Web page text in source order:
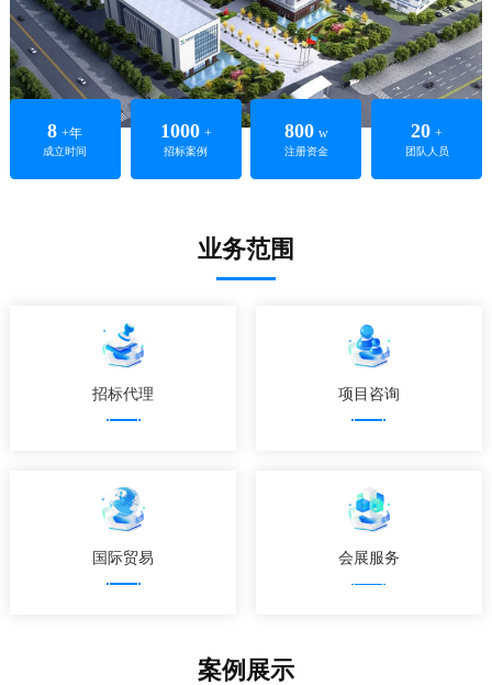
8 +年
成立时间
1000 +
招标案例
800 w
注册资金
20 +
团队人员
业务范围
招标代理 项目咨询
国际贸易 会展服务
案例展示